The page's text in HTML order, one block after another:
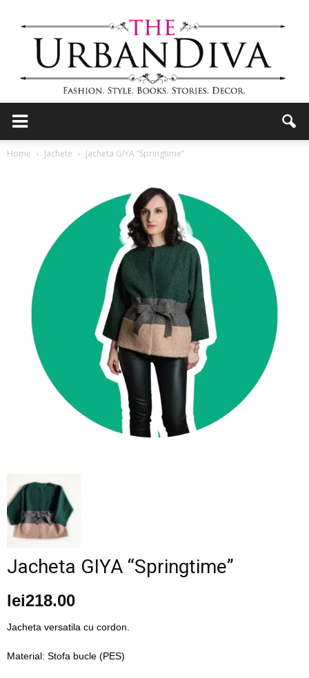
Urban
Diva
–
fashion
lifestyle
Home Jachete Jacheta GIYA “Springtime”
Jacheta GIYA “Springtime”
lei218.00
Jacheta versatila cu cordon.
Material: Stofa bucle (PES)